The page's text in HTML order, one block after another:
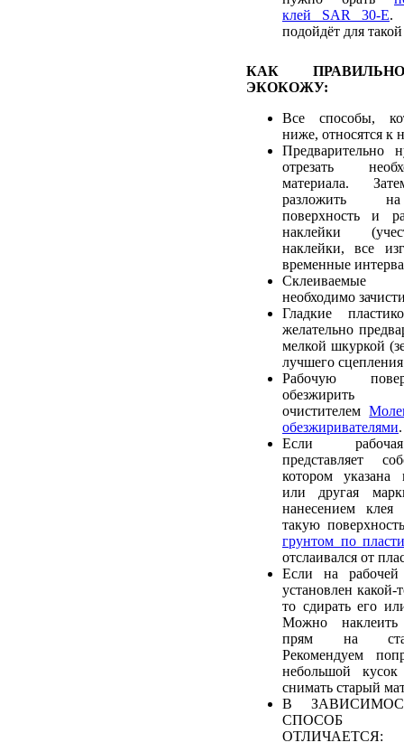
клей SAR 30-E.
подойдёт для
КАК
ЭКОКОЖУ:
Все способы,
ниже, относятся к
Предварительно
отрезать
материала.
разложить
поверхность и
наклейки
наклейки, все
временные
необходимо
Гладкие
желательно
мелкой шкуркой
лучшего
Рабочую
обезжирить
очистителем
обезжиривателями.
Если
представляет
котором указана
или другая
нанесением клея
такую
грунтом по
отслаивался от
Если на рабочей
установлен какой-
то сдирать его
Можно
прям на
Рекомендуем
небольшой
снимать старый
В
СПОСОБ
ОТЛИЧАЕТСЯ: